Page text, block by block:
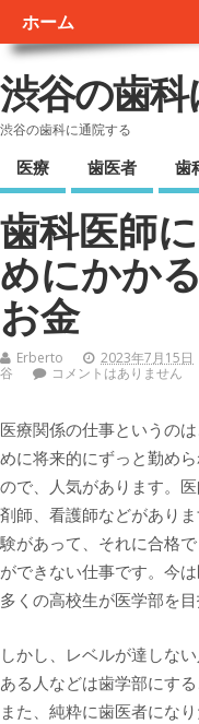
ホーム
渋谷の歯
渋谷の歯科に通院する
医療 歯医者 歯
歯科医師
めにかか
お金
Erberto 2023年7月15日
谷
コメントはありません
医療関係の仕事というの
めに将来的にずっと勤め
ので、人気があります。
剤師、看護師などがあり
験があって、それに合格
ができない仕事です。今は
多くの高校生が医学部を目
しかし、レベルが達しな
ある人などは歯学部にする
また、純粋に歯医者にな